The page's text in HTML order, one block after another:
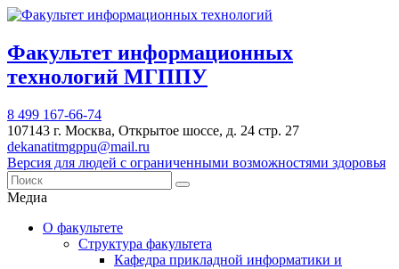
Факультет информационных
технологий МГППУ
8 499 167-66-74
107143 г. Москва, Открытое шоссе, д. 24 стр. 27
dekanatitmgppu@mail.ru
Версия для людей с ограниченными возможностями здоровья
Медиа
О факультете
Структура факультета
Кафедра прикладной информатики и